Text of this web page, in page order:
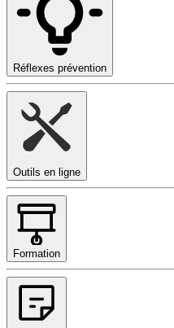
Réflexes prévention
Outils en ligne
Formation